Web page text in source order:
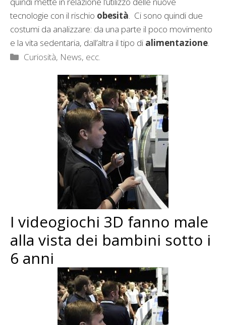
tecnologie con il rischio obesità. Ci sono quindi due
costumi da analizzare: da una parte il poco movimento
e la vita sedentaria, dall’altra il tipo di alimentazione.
Categorie
Curiosità, News, ecc.
I videogiochi 3D fanno male
alla vista dei bambini sotto i
6 anni